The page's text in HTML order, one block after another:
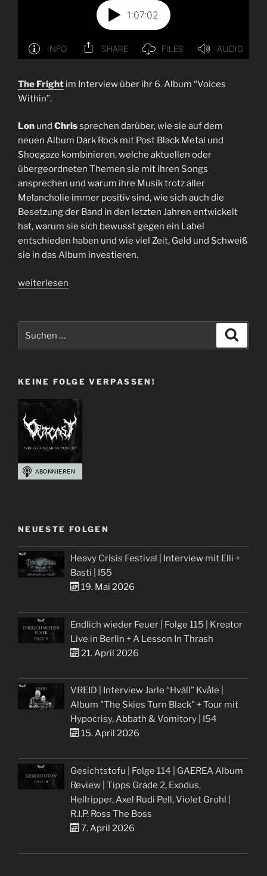
The Fright im Interview über ihr 6. Album “Voices
Within”.
Lon und Chrissprechen darüber, wie sie auf dem
neuen Album Dark Rock mit Post Black Metal und
Shoegaze kombinieren, welche aktuellen oder
übergeordneten Themen sie mit ihren Songs
ansprechen und warum ihre Musik trotz aller
Melancholie immer positiv sind, wie sich auch die
Besetzung der Band in den letzten Jahren entwickelt
hat, warum sie sich bewusst gegen ein Label
entschieden haben und wie viel Zeit, Geld und Schweiß
sie in das Album investieren.
„Interview
|
Lon
weiterlesen
KEINE FOLGE VERPASSEN!
NEUESTE FOLGEN
Heavy Crisis Festival | Interview mit Elli +
Basti | I55
19. Mai 2026
Endlich wieder Feuer | Folge 115 | Kreator
Live in Berlin + A Lesson In Thrash
21. April 2026
VREID | Interview Jarle “Hváll” Kvåle |
Album "The Skies Turn Black" + Tour mit
Hypocrisy, Abbath & Vomitory | I54
15. April 2026
Gesichtstofu | Folge 114 | GAEREA Album
Review | Tipps Grade 2, Exodus,
Hellripper, Axel Rudi Pell, Violet Grohl |
R.I.P. Ross The Boss
7. April 2026